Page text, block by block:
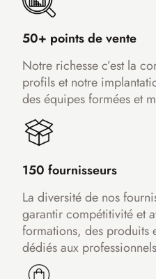
50+ points de vente
Notre richesse c’est la
profils et notre
des équipes formées et
150 fournisseurs
La diversité de nos
garantir compétitivité et
formations, des produits
dédiés aux